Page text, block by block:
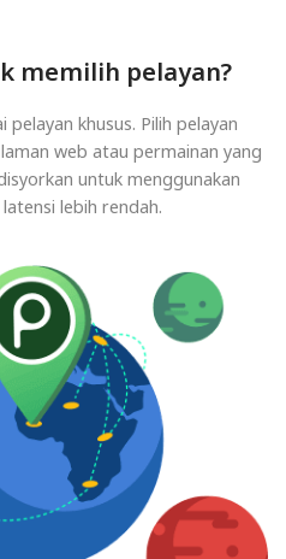
memilih pelayan?
khusus. Pilih pelayan
web atau permainan yang
untuk menggunakan
lebih rendah.